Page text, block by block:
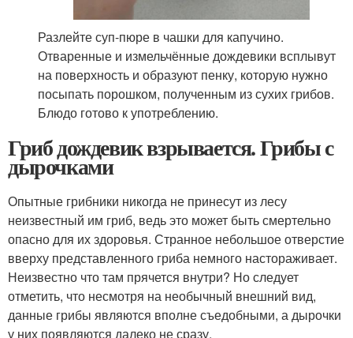
Разлейте суп-пюре в чашки для капучино.
Отваренные и измельчённые дождевики всплывут
на поверхность и образуют пенку, которую нужно
посыпать порошком, полученным из сухих грибов.
Блюдо готово к употреблению.
Гриб дождевик взрывается. Грибы с
дырочками
Опытные грибники никогда не принесут из лесу
неизвестный им гриб, ведь это может быть смертельно
опасно для их здоровья. Странное небольшое отверстие
вверху представленного гриба немного настораживает.
Неизвестно что там прячется внутри? Но следует
отметить, что несмотря на необычный внешний вид,
данные грибы являются вполне съедобными, а дырочки
у них появляются далеко не сразу.